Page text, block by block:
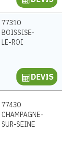
77310
BOISSISE-
LE-ROI
DEVIS
77430
CHAMPAGNE-
SUR-SEINE